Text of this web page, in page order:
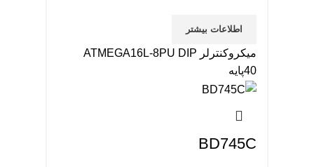
اطلاعات بیشتر
میکروکنترلر ATMEGA16L-8PU DIP
40پایه
BD745C